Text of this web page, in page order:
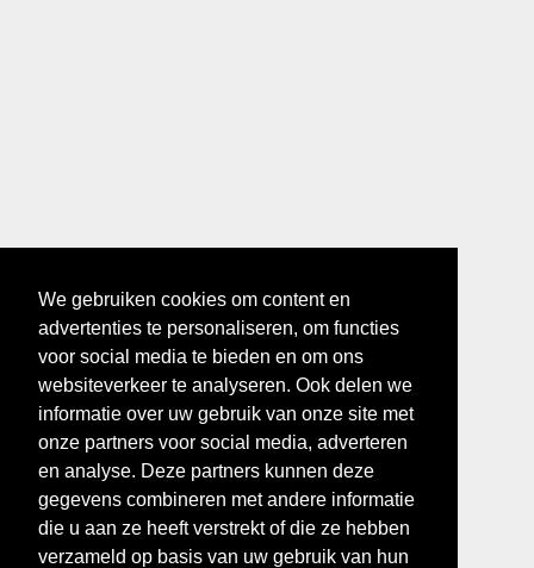
We gebruiken cookies om content en
advertenties te personaliseren, om functies
voor social media te bieden en om ons
websiteverkeer te analyseren. Ook delen we
informatie over uw gebruik van onze site met
onze partners voor social media, adverteren
en analyse. Deze partners kunnen deze
gegevens combineren met andere informatie
die u aan ze heeft verstrekt of die ze hebben
verzameld op basis van uw gebruik van hun